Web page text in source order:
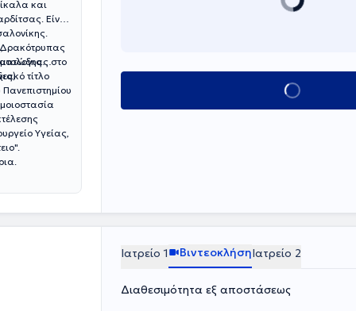
και
Είναι
Δρακότρυπας
στο
τίτλο
Υγείας,
Κλείσε ραντεβού
Ιατρείο 1 ΒιντεοκλήσηΙατρείο 2
Διαθεσιμότητα εξ αποστάσεως